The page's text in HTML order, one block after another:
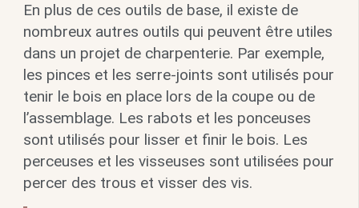
En plus de ces outils de base, il existe de
nombreux autres outils qui peuvent être utiles
dans un projet de charpenterie. Par exemple,
les pinces et les serre-joints sont utilisés pour
tenir le bois en place lors de la coupe ou de
l’assemblage. Les rabots et les ponceuses
sont utilisés pour lisser et finir le bois. Les
perceuses et les visseuses sont utilisées pour
percer des trous et visser des vis.